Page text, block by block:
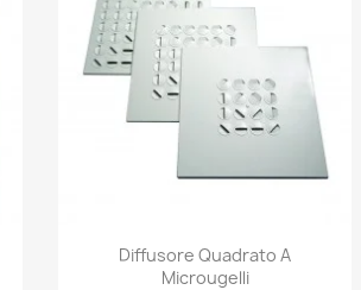
Anteprima
Diffusore Quadrato A
Microugelli